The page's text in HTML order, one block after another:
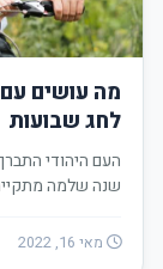
מה עושים
לחג שבועות
העם היהודי
שנה שלמה מתקיימים 11
מאי 16, 2022